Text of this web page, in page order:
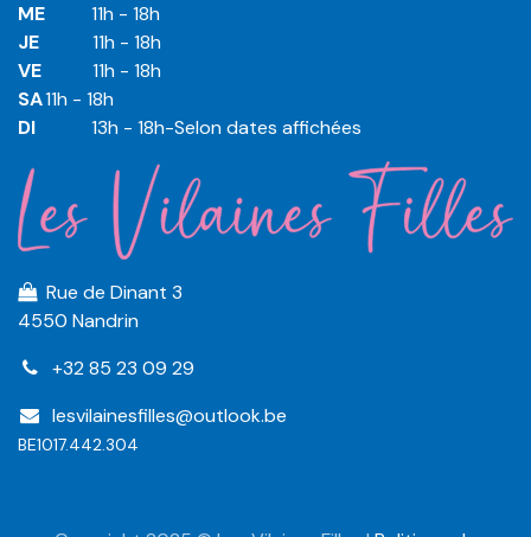
ME
​11h - 18h
JE
​​11h - 18h
VE
​​​11h - 18h
SA​​​11h - 18h
DI
​​​ 13h - 18h-Selon dates affichées
Rue de Dinant 3
4550 Nandrin
+32 85 23 09 29
lesvilainesfilles@outlook.be
BE1017.442.304